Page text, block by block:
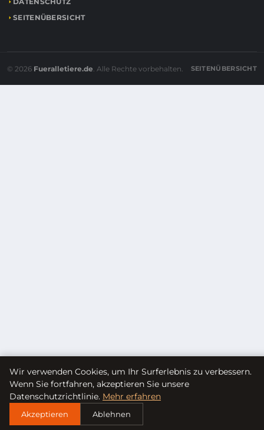
SEITENÜBERSICHT
© 2026 Fueralletiere.de. Alle Rechte vorbehalten. SEITENÜBERSICHT
Wir verwenden Cookies, um Ihr Surferlebnis zu verbessern.
Wenn Sie fortfahren, akzeptieren Sie unsere
Datenschutzrichtlinie. Mehr erfahren
Akzeptieren Ablehnen